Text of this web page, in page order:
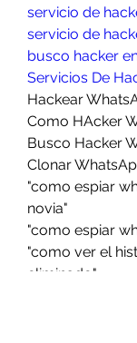
servicio de
servicio de
busco hacker
Servicios De
Hackear
Como HAcker
Busco Hacker
Clonar
"como espiar
novia"
"como espiar
"como ver el
eliminado"